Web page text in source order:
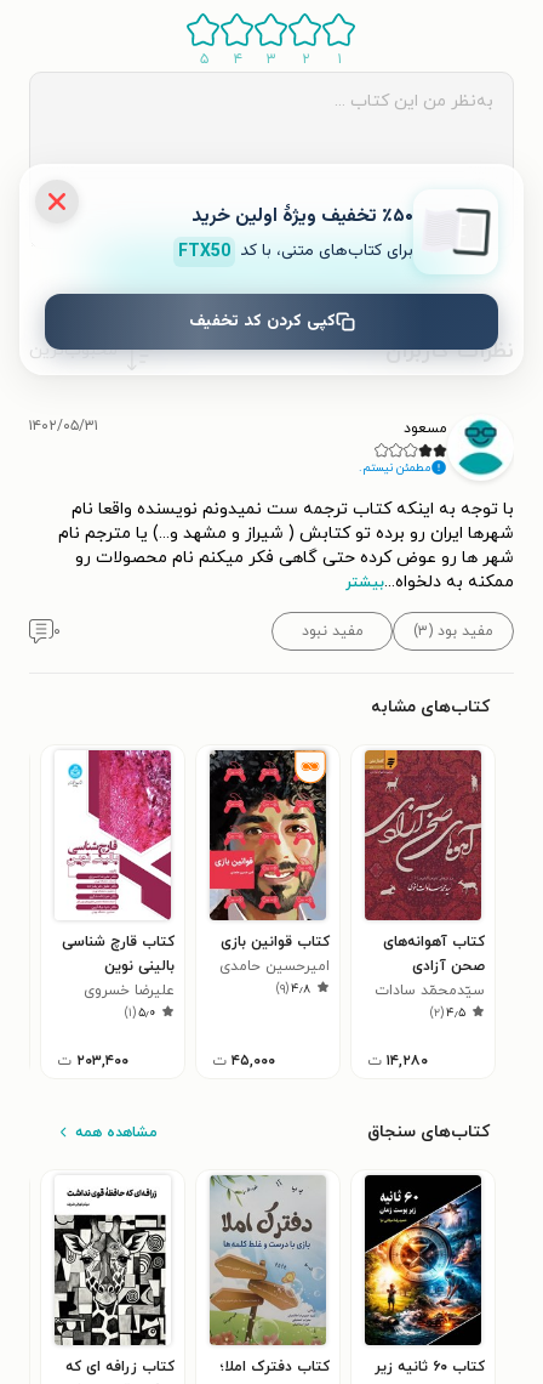
۱ ۲ ۳ ۴ ۵
نظرات کاربران محبوب‌ترین
مسعود
مطمئن نیستم.
۱۴۰۲/۰۵/۳۱
با توجه به‌ اینکه کتاب ترجمه ست نمیدونم نویسنده واقعا نام
شهرها ایران رو برده تو کتابش ( شیراز و مشهد و...) یا مترجم نام
شهر ها رو عوض کرده حتی گاهی فکر میکنم نام محصولات رو
ممکنه به دلخواه...بیشتر
مفید بود (۳) مفید نبود ۰
کتاب‌های مشابه
کتاب آهوانه‌های
صحن آزادی
سیّدمحمّد سادات
اخوی۴٫۵(۲)
۱۴,۲۸۰ ت
کتاب قوانین بازی
امیرحسین حامدی
۴٫۸(۹)
۴۵,۰۰۰ ت
کتاب قارچ شناسی
بالینی نوین
علیرضا خسروی
۵٫۰(۱)
۲۰۳,۴۰۰ ت
کتاب‌های سنجاق مشاهده همه
کتاب ۶۰ ثانیه زیر
کتاب دفترک املا؛
کتاب زرافه ای که
٪۵۰ تخفیف ویژۀ اولین خرید
برای کتاب‌های متنی، با کد FTX50
کپی کردن کد تخفیف